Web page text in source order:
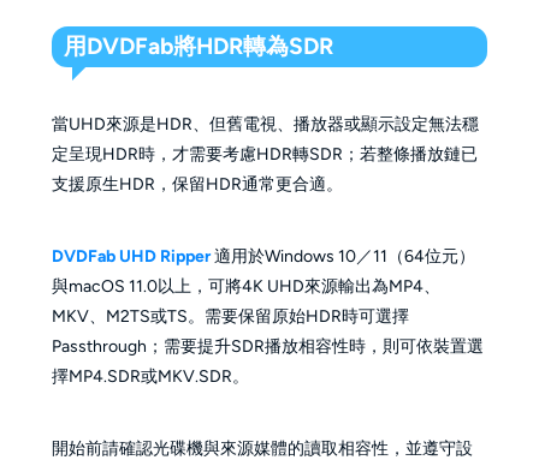
用DVDFab將HDR轉為SDR
當UHD來源是HDR、但舊電視、播放器或顯示設定無法穩
定呈現HDR時，才需要考慮HDR轉SDR；若整條播放鏈已
支援原生HDR，保留HDR通常更合適。
DVDFab UHD Ripper適用於Windows 10／11（64位元）
與macOS 11.0以上，可將4K UHD來源輸出為MP4、
MKV、M2TS或TS。需要保留原始HDR時可選擇
Passthrough；需要提升SDR播放相容性時，則可依裝置選
擇MP4.SDR或MKV.SDR。
開始前請確認光碟機與來源媒體的讀取相容性，並遵守設